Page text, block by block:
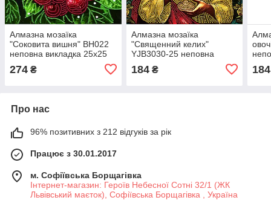
Алмазна мозаїка
"Соковита вишня" BH022
неповна викладка 25х25
274 ₴
Алмазна мозаїка
"Священний келих"
YJB3030-25 неповна
184₴ 184
Про нас
96% позитивних з 212 відгуків за рік
Працює з 30.01.2017
м. Софіївська Борщагівка
Інтернет-магазин: Героїв Небесної Сотні 32/1 (ЖК
Львівський маєток), Софіївська Борщагівка , Україна